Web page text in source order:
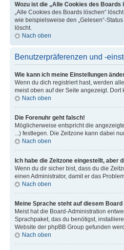
Wozu ist die „Alle Cookies des Boards
„Alle Cookies des Boards löschen“
wie beispielsweise den „Gelesen“-
löscht.
Nach oben
Benutzerpräferenzen und -
Wie kann ich meine Einstellungen
Wenn du dich registriert hast, werden
meist oben auf der Seite angezeigt.
Nach oben
Die Forenuhr geht falsch!
Möglicherweise entspricht die
...) festlegen. Die Zeitzone kann dabei
Nach oben
Ich habe die Zeitzone eingestellt, aber
Wenn du dir sicher bist, dass du die
einen Administrator, damit er das
Nach oben
Meine Sprache steht auf diesem
Meist hat die Board-Administration
Sprachpaket, das du benötigst,
Website der phpBB Group gefunden
Nach oben